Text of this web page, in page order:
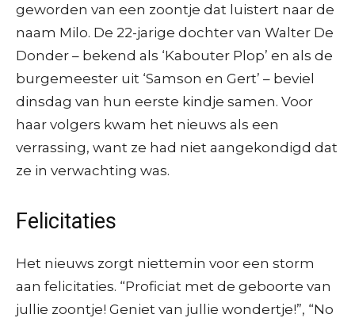
geworden van een zoontje dat luistert naar de
naam Milo. De 22-jarige dochter van Walter De
Donder – bekend als ‘Kabouter Plop’ en als de
burgemeester uit ‘Samson en Gert’ – beviel
dinsdag van hun eerste kindje samen. Voor
haar volgers kwam het nieuws als een
verrassing, want ze had niet aangekondigd dat
ze in verwachting was.
Felicitaties
Het nieuws zorgt niettemin voor een storm
aan felicitaties. “Proficiat met de geboorte van
jullie zoontje! Geniet van jullie wondertje!”, “No